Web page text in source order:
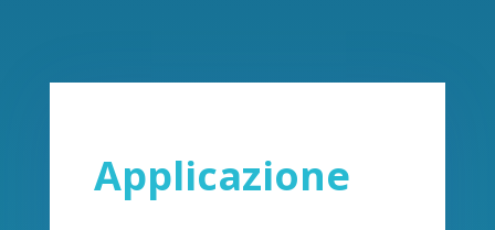
Applicazione